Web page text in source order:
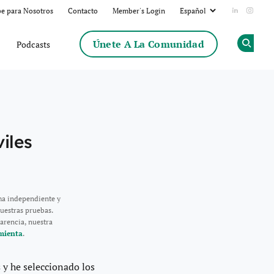
para Nosotros Contacto Member's Login Add us
Podcasts Únete A La Comunidad
independiente y
pruebas.
nuestra
.
he seleccionado los